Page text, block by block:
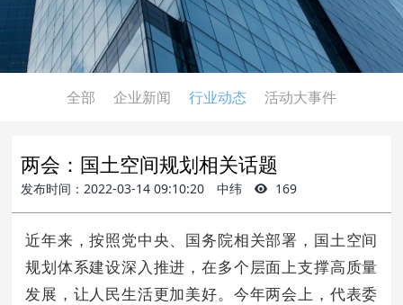
全部 企业新闻 行业动态 活动大事件
两会：国土空间规划相关话题
发布时间：2022-03-14 09:10:20 中纬 169
近年来，按照党中央、国务院相关部署，国土空间
规划体系建设深入推进，在多个层面上支撑高质量
发展，让人民生活更加美好。今年两会上，代表委